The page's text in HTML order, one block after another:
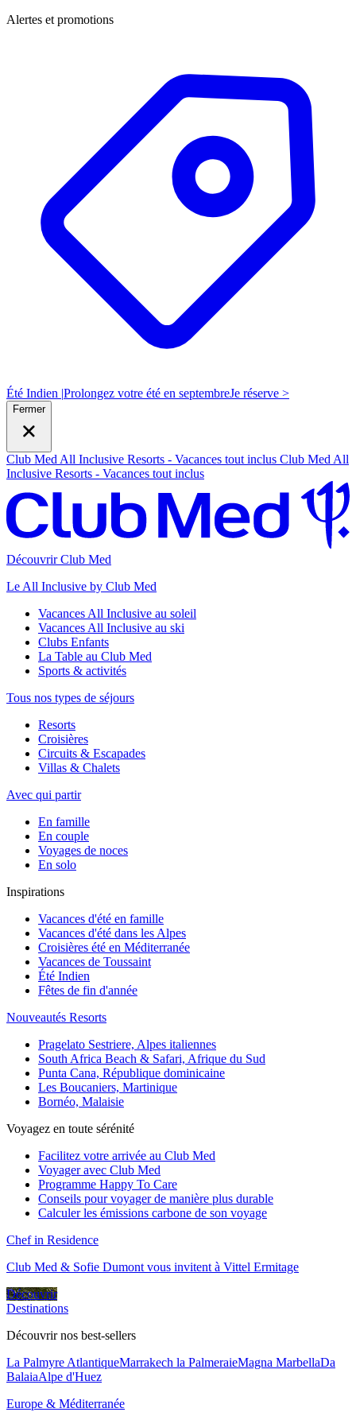
Alertes et promotions
Été Indien |Prolongez votre été en septembreJe réserve >
Fermer
Club Med All Inclusive Resorts - Vacances tout inclus Club Med All
Inclusive Resorts - Vacances tout inclus
Découvrir Club Med
Le All Inclusive by Club Med
Vacances All Inclusive au soleil
Vacances All Inclusive au ski
Clubs Enfants
La Table au Club Med
Sports & activités
Tous nos types de séjours
Resorts
Croisières
Circuits & Escapades
Villas & Chalets
Avec qui partir
En famille
En couple
Voyages de noces
En solo
Inspirations
Vacances d'été en famille
Vacances d'été dans les Alpes
Croisières été en Méditerranée
Vacances de Toussaint
Été Indien
Fêtes de fin d'année
Nouveautés Resorts
Pragelato Sestriere, Alpes italiennes
South Africa Beach & Safari, Afrique du Sud
Punta Cana, République dominicaine
Les Boucaniers, Martinique
Bornéo, Malaisie
Voyagez en toute sérénité
Facilitez votre arrivée au Club Med
Voyager avec Club Med
Programme Happy To Care
Conseils pour voyager de manière plus durable
Calculer les émissions carbone de son voyage
Chef in Residence
Club Med & Sofie Dumont vous invitent à Vittel Ermitage
Découvrir
Destinations
Découvrir nos best-sellers
La Palmyre AtlantiqueMarrakech la PalmeraieMagna MarbellaDa
BalaiaAlpe d'Huez
Europe & Méditerranée